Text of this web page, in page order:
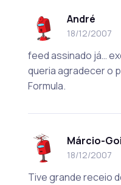
André
18/12/2007
feed assinado já…
queria agradecer o
Formula.
Márcio-
18/12/2007
Tive grande receio